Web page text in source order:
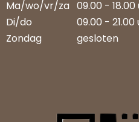
Ma/wo/vr/za 09.00 - 18.00
Di/do
09.00 - 21.00
Zondag
gesloten